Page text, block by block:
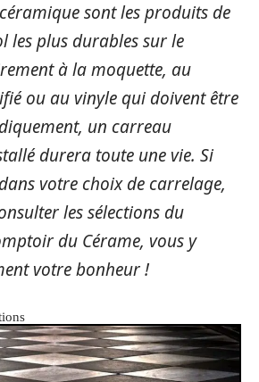
sont les produits de
les plus durables sur le
à la moquette, au
ou au vinyle qui doivent être
un carreau
durera toute une vie. Si
votre choix de carrelage,
les sélections du
du Cérame, vous y
votre bonheur !